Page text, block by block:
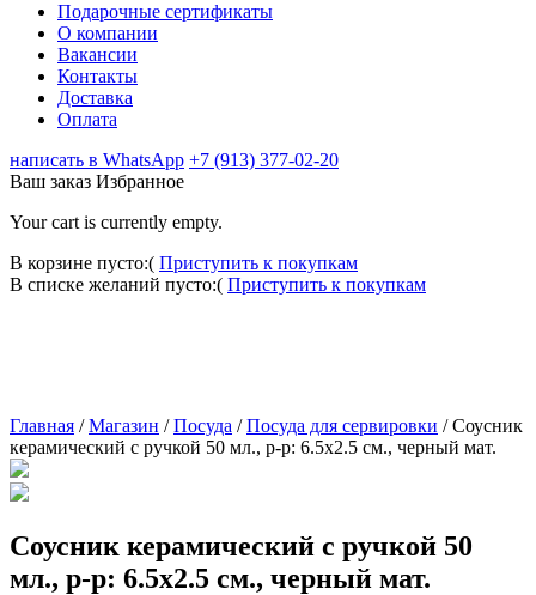
Подарочные сертификаты
О компании
Вакансии
Контакты
Доставка
Оплата
написать в WhatsApp +7 (913) 377-02-20
Ваш заказ Избранное
Your cart is currently empty.
В корзине пусто:( Приступить к покупкам
В списке желаний пусто:( Приступить к покупкам
Главная /Магазин /Посуда /Посуда для сервировки /Соусник
керамический с ручкой 50 мл., р-р: 6.5х2.5 см., черный мат.
Соусник керамический с ручкой 50
мл., р-р: 6.5х2.5 см., черный мат.